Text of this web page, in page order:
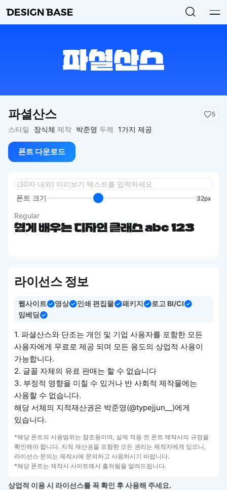
파셜산스 5
스타일 장식체 제작 박준영 두께 1가지 제공
폰트 다운로드
폰트 크기 32px
Regular
쉽게 배우는 디자인 클래스 abc 123
라이선스 정보
웹사이트 영상 인쇄 편집물 패키지
로고 BI/CI
임베딩
1. 파셜산스와 단조는 개인 및 기업 사용자를 포함한 모든
사용자에게 무료로 제공 되며 모든 용도의 상업적 사용이
가능합니다.
2. 글꼴 자체의 유료 판매는 할 수 없습니다
3. 부정적 영향을 미칠 수 있거나 반 사회적 제작물에는
사용할 수 없습니다.
해당 서체의 지적재산권은 박준영(@typejjun__)에게
있습니다.
*해당 폰트의 사용범위는 참조용이며, 실제 적용 전 폰트 제작사의 규정을
확인해야 합니다. 지적 재산권을 포함한 모든 권리는 제작자에게 있으니,
라이선스 문의는 제작사에 문의하고 사용하시기 바랍니다.
*해당 폰트는 제작사 사이트에서 출처됨을 알려드립니다.
상업적 이용 시 라이선스를 꼭 확인 후 사용해 주세요.